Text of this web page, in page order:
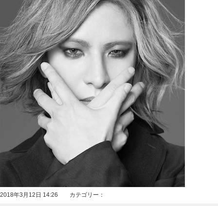
2018年3月12日 14:26 カテゴリー：